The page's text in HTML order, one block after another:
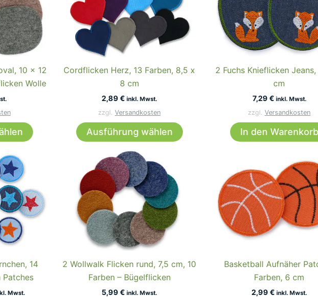
10 x 12
Wolle
Produkt
auf.
Die
Optionen
Produktseite
gewählt
Cordflicken Herz, 13 Farben, 8,5 x
8 cm
2,89 € inkl. Mwst.
zzgl. Versandkosten
Ausführung wählen
Produkt
Produktseite
2 Fuchs Knieflicken
cm
7,29 € inkl. Mwst.
zzgl. Versandkosten
In den Warenkorb
14
Patches
Mwst.
2 Wollwalk Flicken rund, 7,5 cm, 10
Farben – Bügelflicken
5,99 € inkl. Mwst.
Basketball Aufnäher
Farben, 6 cm
2,99 € inkl. Mwst.